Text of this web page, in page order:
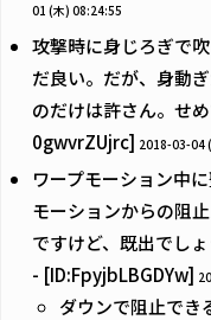
01 (木) 08:24:55
攻撃時に身じろぎで
だ良い。だが、身動
のだけは許さん。せ
0gwvrZUjrc] 2018-03-04
ワープモーション中
モーションからの阻
ですけど、既出でし
- [ID:FpyjbLBGDYw]
ダウンで阻止でき